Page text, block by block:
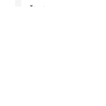
Škoda Karoq 1,6